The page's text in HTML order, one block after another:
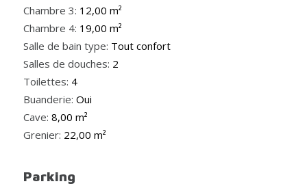
Chambre 3: 12,00 m²
Chambre 4: 19,00 m²
Salle de bain type: Tout confort
Salles de douches: 2
Toilettes: 4
Buanderie: Oui
Cave: 8,00 m²
Grenier: 22,00 m²
Parking